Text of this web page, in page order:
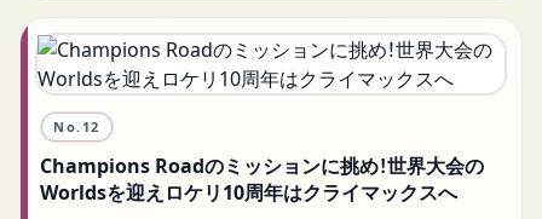
No. 12
Champions Roadのミッションに挑め！世界大会の
Worldsを迎えロケリ10周年はクライマックスへ